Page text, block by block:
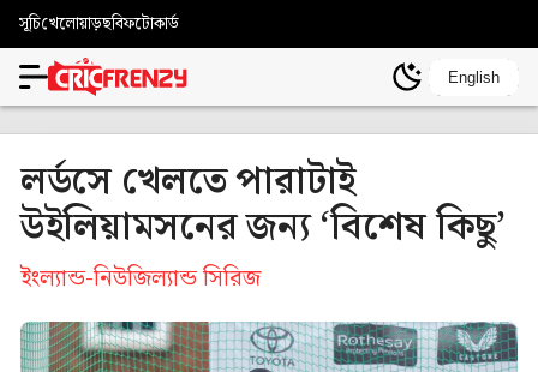
সূচিখেলোয়াড়ছবিফটোকার্ড
English
লর্ডসে খেলতে পারাটাই
উইলিয়ামসনের জন্য ‘বিশেষ কিছু’
ইংল্যান্ড-নিউজিল্যান্ড সিরিজ